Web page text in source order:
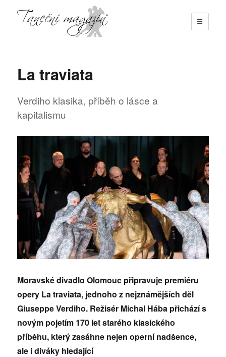
☰
La traviata
Verdiho klasika, příběh o lásce a
kapitalismu
Moravskédivadlo Olomouc připravuje premiéru
opery La traviata, jednoho z nejznámějších děl
Giuseppe Verdiho. Režisér Michal Hába přicházís
novým pojetím 170 let starého klasického
příběhu, který zasáhne nejen operní nadšence,
ale i diváky hledající